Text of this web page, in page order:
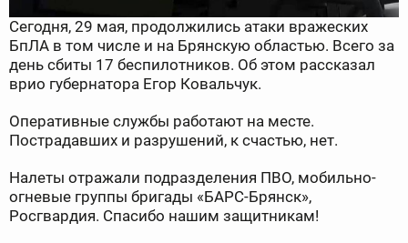
Сегодня, 29 мая, продолжились атаки вражеских
БпЛА в том числе и на Брянскую областью. Всего за
день сбиты 17 беспилотников. Об этом рассказал
врио губернатора Егор Ковальчук.
Оперативные службы работают на месте.
Пострадавших и разрушений, к счастью, нет.
Налеты отражали подразделения ПВО, мобильно-
огневые группы бригады «БАРС-Брянск»,
Росгвардия. Спасибо нашим защитникам!